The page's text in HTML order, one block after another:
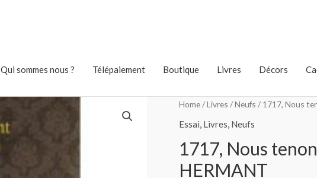
Qui sommes nous ? Télépaiement Boutique Livres Décors
Home/Livres /Neufs / 1717, Nous
Essai, Livres, Neufs
1717, Nous
HERMANT